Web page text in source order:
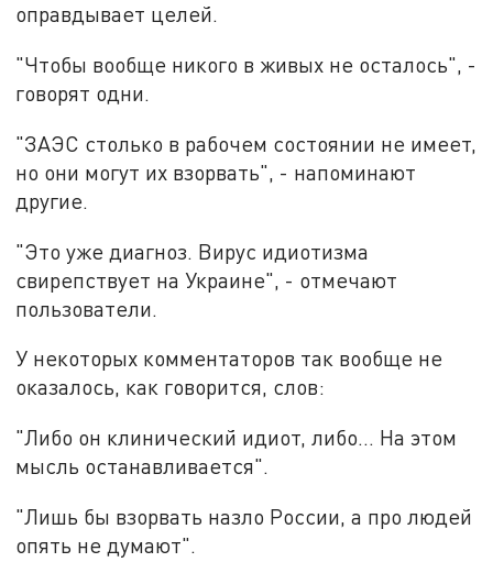
оправдывает целей.
"Чтобы вообще никого в живых не осталось", -
говорят одни.
"ЗАЭС столько в рабочем состоянии не имеет,
но они могут их взорвать", - напоминают
другие.
"Это уже диагноз. Вирус идиотизма
свирепствует на Украине", - отмечают
пользователи.
У некоторых комментаторов так вообще не
оказалось, как говорится, слов:
"Либо он клинический идиот, либо... На этом
мысль останавливается".
"Лишь бы взорвать назло России, а про людей
опять не думают".